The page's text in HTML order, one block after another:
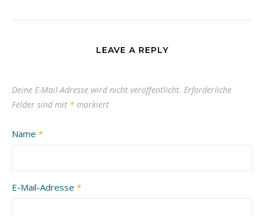
LEAVE A REPLY
Deine E-Mail-Adresse wird nicht veröffentlicht. Erforderliche
Felder sind mit * markiert
Name *
E-Mail-Adresse *